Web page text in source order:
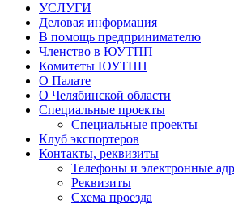
УСЛУГИ
Деловая информация
В помощь предпринимателю
Членство в ЮУТПП
Комитеты ЮУТПП
О Палате
О Челябинской области
Специальные проекты
Специальные проекты
Клуб экспортеров
Контакты, реквизиты
Телефоны и электронные
Реквизиты
Схема проезда